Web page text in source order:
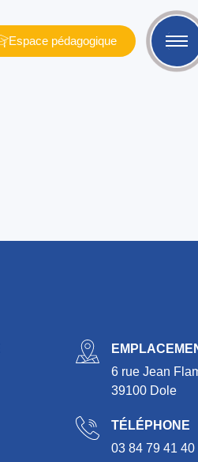
Espace pédagogique
6 rue Jean
39100 Dole
TÉLÉPHONE
03 84 79 41 40